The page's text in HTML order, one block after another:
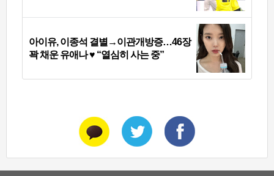
아이유, 이종석 결별→이관개방증…46장
꽉 채운 유애나 ♥ “열심히 사는 중”